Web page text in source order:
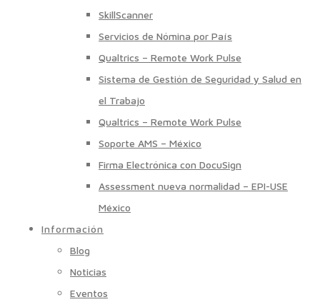
SkillScanner
Servicios de Nómina por País
Qualtrics – Remote Work Pulse
Sistema de Gestión de Seguridad y Salud en
el Trabajo
Qualtrics – Remote Work Pulse
Soporte AMS – México
Firma Electrónica con DocuSign
Assessment nueva normalidad – EPI-USE
México
Información
Blog
Noticias
Eventos